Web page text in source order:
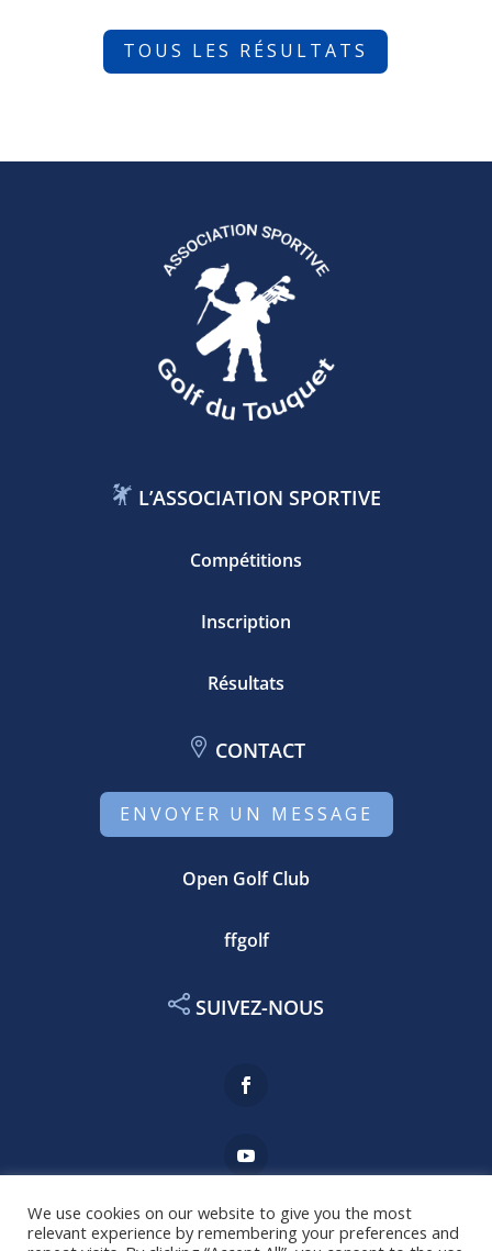
TOUS LES RÉSULTATS
L’ASSOCIATION SPORTIVE
Compétitions
Inscription
Résultats
CONTACT
ENVOYER UN MESSAGE
Open Golf Club
ffgolf
SUIVEZ-NOUS
We use cookies on our website to give you the most
relevant experience by remembering your preferences and